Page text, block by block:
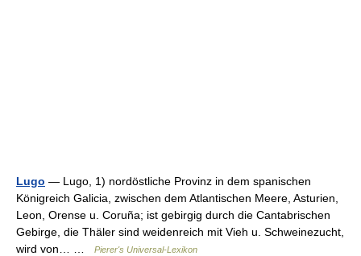
Lugo — Lugo, 1) nordöstliche Provinz in dem spanischen
Königreich Galicia, zwischen dem Atlantischen Meere, Asturien,
Leon, Orense u. Coruña; ist gebirgig durch die Cantabrischen
Gebirge, die Thäler sind weidenreich mit Vieh u. Schweinezucht,
wird von… …
Pierer's Universal-Lexikon